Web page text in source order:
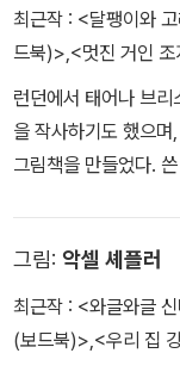
길을 지나는 동물들
같은 힘없는 동물들
뿐이라고 하소연하지
찍찍이의 심술은 나날
으라고 심술을 부리
오리의 언니가 언덕
고 있다는 것인데….
최근작 : <달팽이와
드북)>,<멋진 거인
런던에서 태어나 브
을 작사하기도 했으
그림책을 만들었다. 쓴
그림: 악셀 셰플러
최근작 : <와글와글
(보드북)>,<우리 집